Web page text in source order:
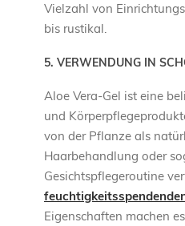
Vielzahl von
bis rustikal.
5. VERWENDUNG IN
Aloe Vera-Gel ist eine
und
von der Pflanze als
Haarbehandlung oder
Gesichtspflegeroutine
Eigenschaften machen